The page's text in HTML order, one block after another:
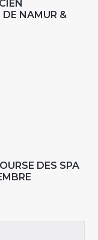
NAMUR &
DES SPA